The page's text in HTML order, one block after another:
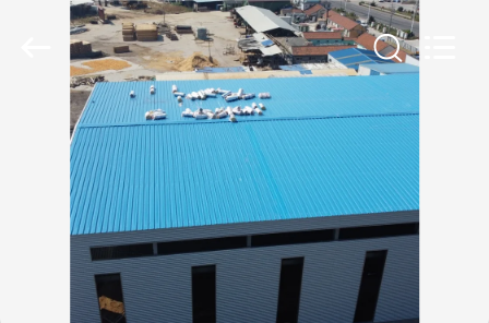
HUIS
PRODUCTEN
VIDEOS